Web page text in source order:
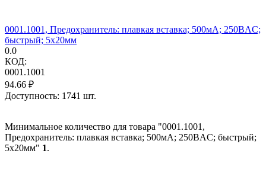
0001.1001, Предохранитель: плавкая вставка; 500мА; 250ВAC;
быстрый; 5x20мм
0.0
КОД:
0001.1001
94.66 ₽
Доступность: 1741 шт.
Минимальное количество для товара "0001.1001,
Предохранитель: плавкая вставка; 500мА; 250ВAC; быстрый;
5x20мм" 1.